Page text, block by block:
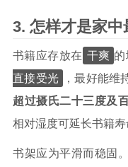
怎样才是家中
书籍应存放在 干爽 的
直接受光
，最好能维
超过摄氏二十三度及
相对湿度可延长书籍寿
书架应为平滑而稳固